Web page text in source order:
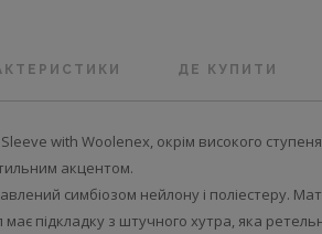
ДЕ КУПИТИ
with Woolenex, окрім високого
акцентом.
симбіозом нейлону і поліестеру.
має підкладку з штучного хутра, яка